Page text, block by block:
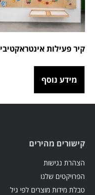
קיר פעילות אינטראקטיבי
מידע נוסף
קישורים מהירים
הצהרת נגישות
הפרויקטים שלנו
טבלת מידות מוצרים לפי גיל